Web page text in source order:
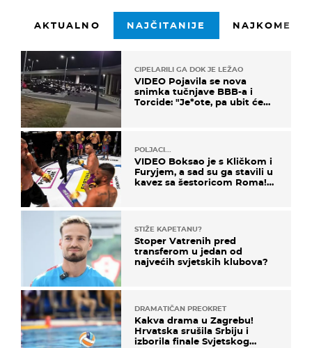
AKTUALNO NAJČITANIJE
CIPELARILI GA DOK JE LEŽAO
VIDEO Pojavila se nova
snimka tučnjave BBB-a i
Torcide: "Je*ote, pa ubit će
POLJACI...
VIDEO Boksao je s Kličkom i
Furyjem, a sad su ga stavili u
kavez sa šestoricom Roma!
STIŽE KAPETANU?
Stoper Vatrenih pred
transferom u jedan od
najvećih svjetskih klubova?
DRAMATIČAN PREOKRET
Kakva drama u Zagrebu!
Hrvatska srušila Srbiju i
izborila finale Svjetskog